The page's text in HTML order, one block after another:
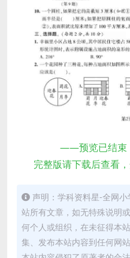
——预览已结束
完整版请下载后查看
声明：学科资料星-全网
站所有文章，如无特殊说明
何个人或组织，在未征得本
集、发布本站内容到任何网